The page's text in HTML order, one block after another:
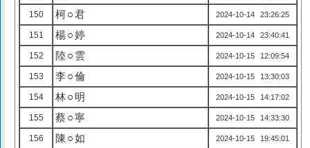
150 柯○君 2024-10-14 23:26:25
151 楊○婷 2024-10-14 23:40:41
152 陸○ 雲 2024-10-15 12:09:54
153 李○倫 2024-10-15 13:30:03
154 林○ 明 2024-10-15 14:17:02
155 蔡○寧 2024-10-15 14:33:30
156 陳 ○如 2024-10-15 19:45:01